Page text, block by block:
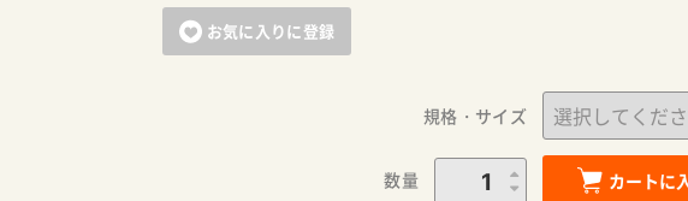
お気に入りに登録
規格・サイズ
数量 カートに